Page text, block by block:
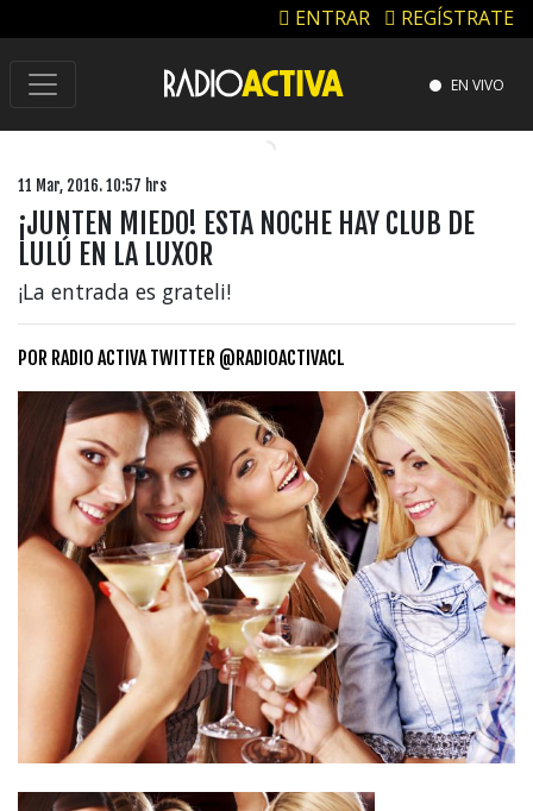
ENTRAR REGÍSTRATE
EN VIVO
11 Mar, 2016. 10:57 hrs
¡JUNTEN MIEDO! ESTA NOCHE HAY CLUB DE
LULÚ EN LA LUXOR
¡La entrada es grateli!
POR RADIO ACTIVA TWITTER @RADIOACTIVACL